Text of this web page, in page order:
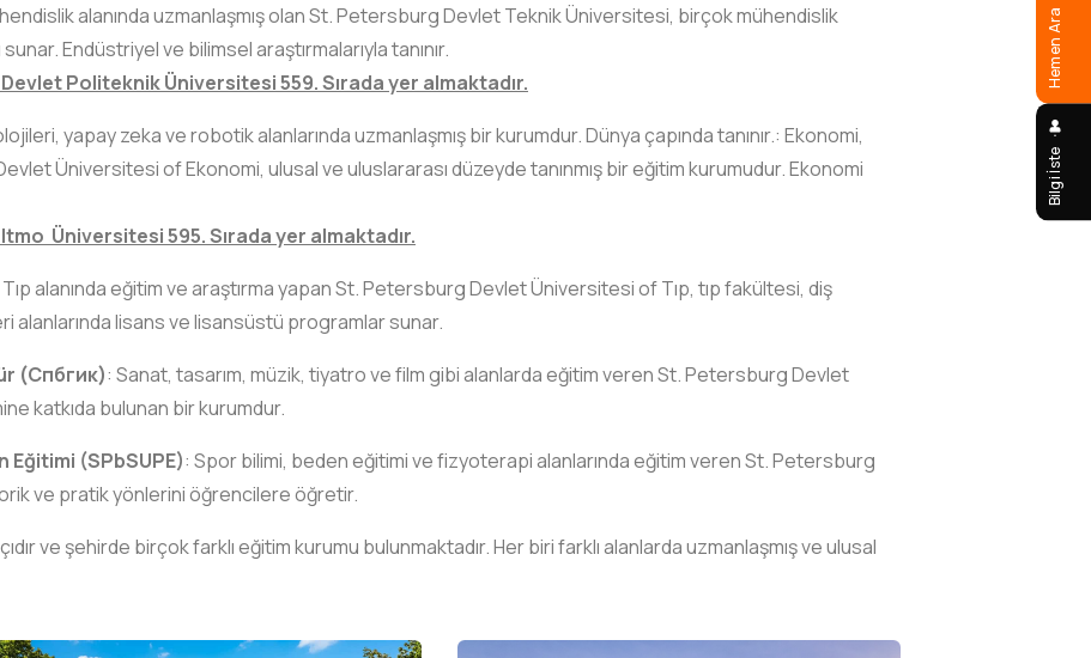
alanında uzmanlaşmış olan St. Petersburg Devlet Teknik Üniversitesi, birçok mühendislik
Endüstriyel ve bilimsel araştırmalarıyla tanınır.
Politeknik Üniversitesi 559. Sırada yer almaktadır.
yapay zeka ve robotik alanlarında uzmanlaşmış bir kurumdur. Dünya çapında tanınır.: Ekonomi,
Üniversitesi of Ekonomi, ulusal ve uluslararası düzeyde tanınmış bir eğitim kurumudur. Ekonomi
Üniversitesi 595. Sırada yer almaktadır.
Tıp alanında eğitim ve araştırma yapan St. Petersburg Devlet Üniversitesi of Tıp, tıp fakültesi, diş
alanlarında lisans ve lisansüstü programlar sunar.
(Спбгик): Sanat, tasarım, müzik, tiyatro ve film gibi alanlarda eğitim veren St. Petersburg Devlet
katkıda bulunan bir kurumdur.
(SPbSUPE): Spor bilimi, beden eğitimi ve fizyoterapi alanlarında eğitim veren St. Petersburg
ve pratik yönlerini öğrencilere öğretir.
ve şehirde birçok farklı eğitim kurumu bulunmaktadır. Her biri farklı alanlarda uzmanlaşmış ve ulusal
Hemen Ara
Bilgi İste